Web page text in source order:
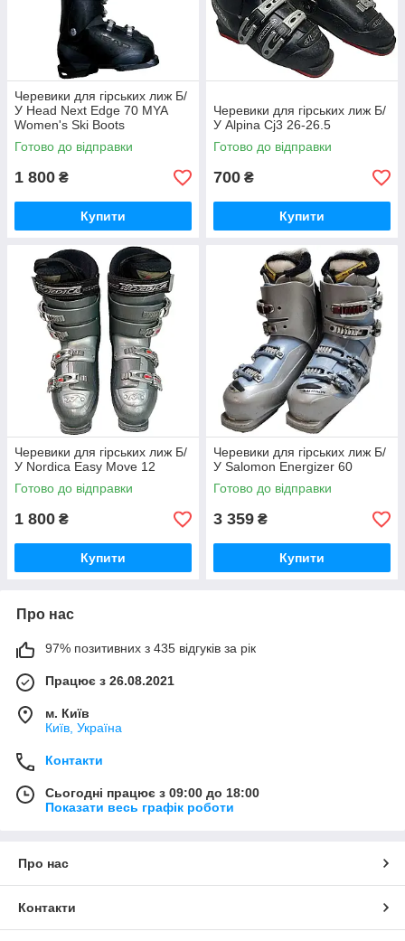
Черевики для гірських лиж Б/
У Head Next Edge 70 MYA
Women's Ski Boots
Готово до відправки
1 800 ₴
Купити
Черевики для гірських лиж Б/
У Alpina Cj3 26-26.5
Готово до відправки
700 ₴
Купити
Черевики для гірських лиж Б/
У Nordica Easy Move 12
Готово до відправки
1 800 ₴
Купити
Черевики для гірських лиж Б/
У Salomon Energizer 60
Готово до відправки
3 359 ₴
Купити
Про нас
97% позитивних з 435 відгуків за рік
Працює з 26.08.2021
м. Київ
Київ, Україна
Контакти
Сьогодні працює з 09:00 до 18:00
Показати весь графік роботи
Про нас
Контакти